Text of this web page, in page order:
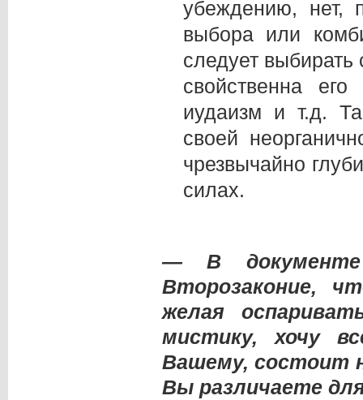
убеждению, нет,
выбора или
следует
свойственна
иудаизм и т.д.
своей
чрезвычайно
силах.
— В документе
Второзаконие,
желая
мистику, хочу
Вашему, состоит
Вы различаете